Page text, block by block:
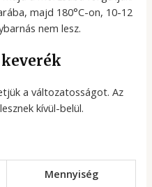
majd 180°C-on, 10-12
nem lesz.
a változatosságot. Az
kívül-belül.
Mennyiség